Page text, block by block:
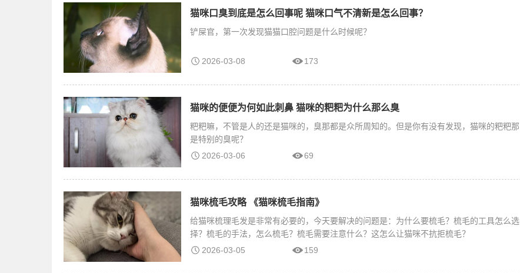
猫咪口臭到底是怎么回事呢 猫咪口气不清新是怎么回事？
铲屎官，第一次发现猫猫口腔问题是什么时候呢？
2026-03-08 173
猫咪的便便为何如此刺鼻 猫咪的粑粑为什么那么臭
粑粑嘛，不管是人的还是猫咪的，臭那都是众所周知的。但是你有没有发现，猫咪的粑粑那
是特别的臭呢？
2026-03-06
69
猫咪梳毛攻略 《猫咪梳毛指南》
给猫咪梳理毛发是非常有必要的，今天要解决的问题是：为什么要梳毛？梳毛的工具怎么选
择？梳毛的手法，怎么梳毛？梳毛需要注意什么？这怎么让猫咪不抗拒梳毛？
2026-03-05
159